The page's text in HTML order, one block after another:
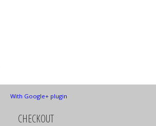
CHECKOUT
With Google+ plugin